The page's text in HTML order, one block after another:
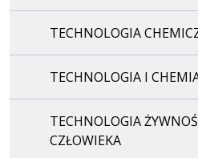
TECHNOLOGIA
TECHNOLOGIA I
TECHNOLOGIA
CZŁOWIEKA